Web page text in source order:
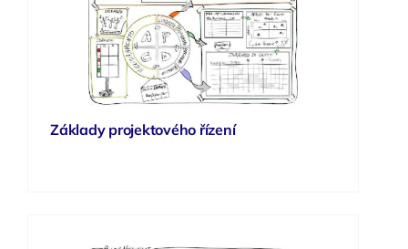
Základy projektového řízení